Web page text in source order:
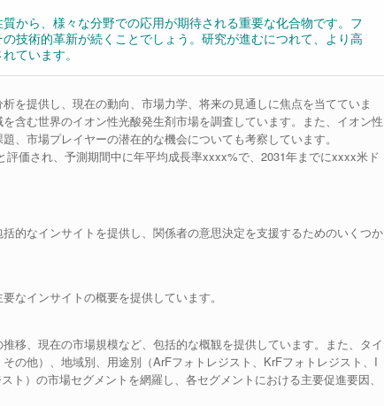
から、様々な分野での応用が期待される重要な化合物です。フ
技術的革新が続くことでしょう。研究が進むにつれて、より高
ています。
を提供し、現在の動向、市場力学、将来の見通しに焦点を当てていま
含む世界のイオン性光酸発生剤市場を調査しています。また、イオン性
、市場プレイヤーの潜在的な機会についても考察しています。
価され、予測期間中に年平均成長率xxxx%で、2031年までにxxxx米ド
的なインサイトを提供し、関係者の意思決定を支援するためのいくつか
なインサイトの概要を提供しています。
移、現在の市場規模など、包括的な概観を提供しています。また、タイ
の他）、地域別、用途別（ArFフォトレジスト、KrFフォトレジスト、I
）の市場セグメントを網羅し、各セグメントにおける主要促進要因、